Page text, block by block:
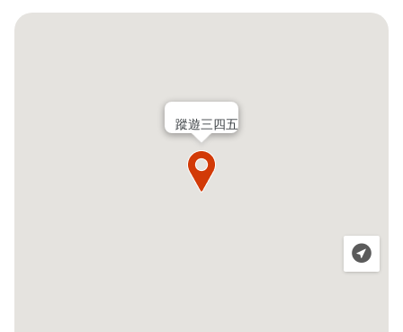
蹤遊三四五